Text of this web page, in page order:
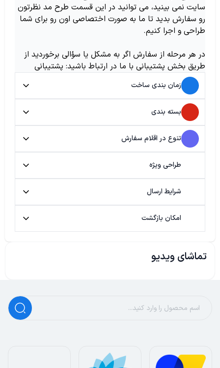
سایت نمی بینید، می توانید در این قسمت طرح مد نظرتون
رو سفارش بدید تا ما به صورت اختصاصی اون رو برای شما
طراحی و اجرا کنیم.
در هر مرحله از سفارش اگر به مشکل یا سؤالی برخوردید از
طریق بخش پشتیبانی با ما در ارتباط باشید: پشتیبانی
زمان بندی ساخت
بسته بندی
تنوع در اقلام سفارش
طراحی ویژه
شرایط ارسال
امکان بازگشت
تماشای ویدیو